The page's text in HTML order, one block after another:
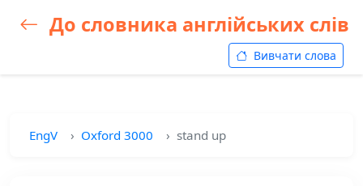
До словника англійських слів
Вивчати слова
EngV Oxford 3000 stand up